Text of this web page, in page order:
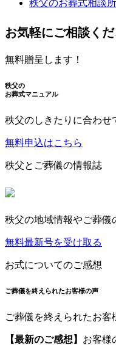
秩父のお葬式相談所
お気軽にご相談く
無料贈呈します！
秩父の
お葬式マニュアル
秩父のしきたりに合わせ
無料申込はこちら
秩父とご葬儀の情報誌
秩父の地域情報やご葬儀
無料最新号を受け取る
お式についてのご感想
ご葬儀を終えられたお客様の声
ご葬儀を終えられたお客
【最新のご感想】 お客様